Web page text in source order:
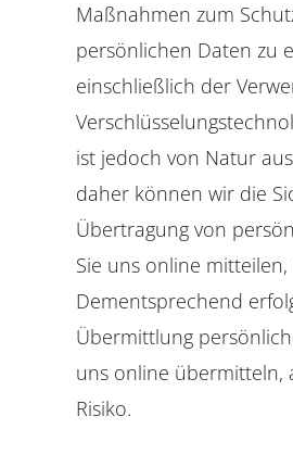
Maßnahmen zum
persönlichen Daten zu
einschließlich der
ist jedoch von Natur
daher können wir die
Übertragung von
Sie uns online
Dementsprechend
Übermittlung
uns online übermitteln,
Risiko.